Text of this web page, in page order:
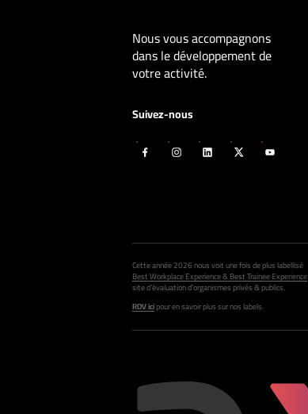
Nous vous accompagnons
dans le développement de
votre activité.
Suivez-nous
Cette année 2026 nous voit une fois de plus labellisé
Best Workplace Experience & Best Trainee Experience
site d’évaluation d’organismes privés & publics.
RDV icipour en savoir plus sur nos labels.